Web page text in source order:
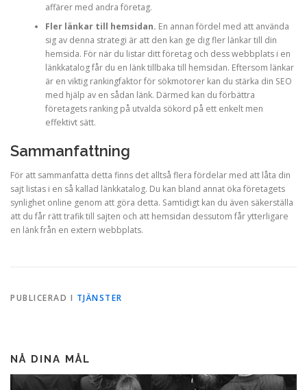
affärer med andra företag.
Fler länkar till hemsidan. En annan fördel med att använda
sig av denna strategi är att den kan ge dig fler länkar till din
hemsida. För när du listar ditt företag och dess webbplats i en
länkkatalog får du en länk tillbaka till hemsidan. Eftersom länkar
är en viktig rankingfaktor för sökmotorer kan du stärka din SEO
med hjälp av en sådan länk. Därmed kan du förbättra
företagets ranking på utvalda sökord på ett enkelt men
effektivt sätt.
Sammanfattning
För att sammanfatta detta finns det alltså flera fördelar med att låta din
sajt listas i en så kallad länkkatalog. Du kan bland annat öka företagets
synlighet online genom att göra detta. Samtidigt kan du även säkerställa
att du får rätt trafik till sajten och att hemsidan dessutom får ytterligare
en länk från en extern webbplats.
PUBLICERAD I TJÄNSTER
NÅ DINA MÅL